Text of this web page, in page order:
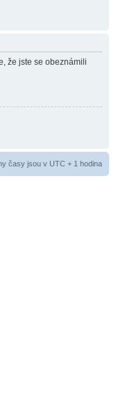
že jste se obeznámili
časy jsou v UTC + 1 hodina